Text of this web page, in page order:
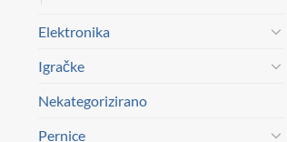
Elektronika
Igračke
Nekategorizirano
Pernice
60RC